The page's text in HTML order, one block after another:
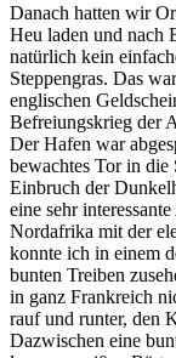
Danach hatten wir
Heu laden und nach
natürlich kein
Steppengras. Das
englischen
Befreiungskrieg der
Der Hafen war
bewachtes Tor in die
Einbruch der
eine sehr
Nordafrika mit der
konnte ich in einem
bunten Treiben
in ganz Frankreich
rauf und runter, den
Dazwischen eine